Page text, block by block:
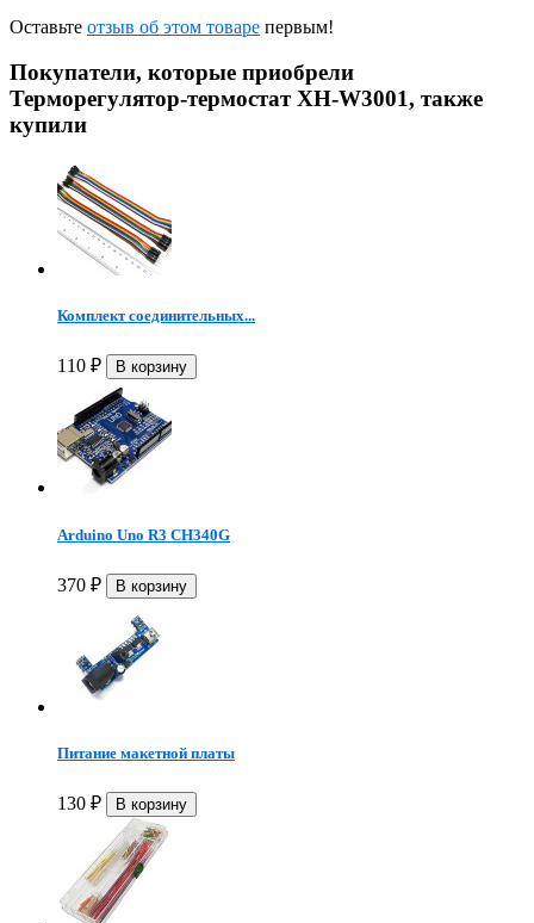
Оставьте отзыв об этом товаре первым!
Покупатели, которые приобрели
Терморегулятор-термостат XH-W3001, также
купили
Комплект соединительных...
110 ₽
Arduino Uno R3 CH340G
370 ₽
Питание макетной платы
130 ₽